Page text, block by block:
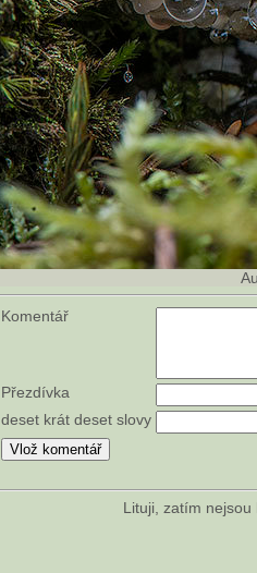
Komentář
Přezdívka
deset krát deset slovy
Lituji, zatím